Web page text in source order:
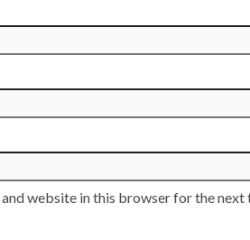
and website in this browser for the